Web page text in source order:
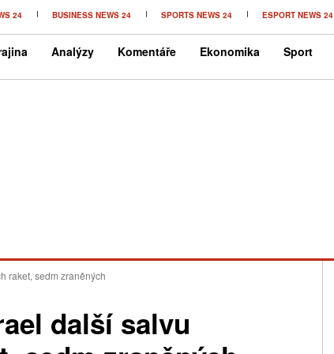
24 BUSINESS NEWS 24 SPORTS NEWS 24 ESPORT NEWS 24
Analýzy Komentáře Ekonomika Sport
raket, sedm zraněných
další salvu